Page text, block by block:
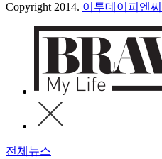
Copyright 2014. 이투데이피엔씨
전체뉴스